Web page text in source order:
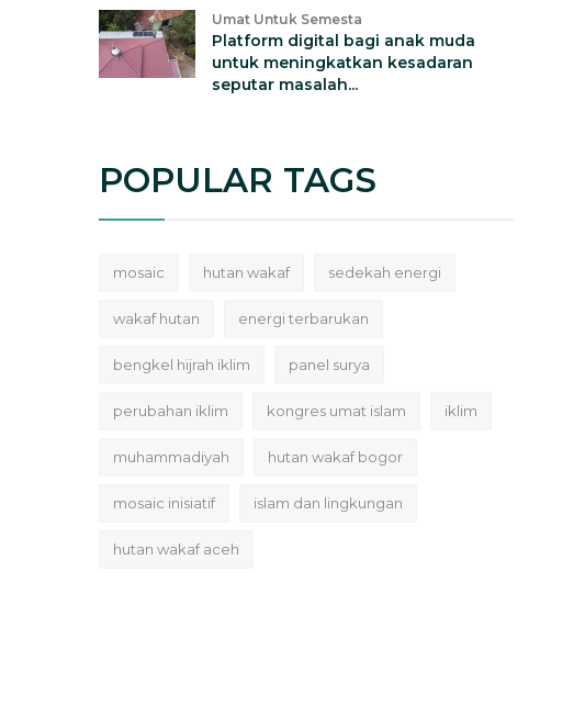
Umat Untuk Semesta
Platform digital bagi anak muda
untuk meningkatkan kesadaran
seputar masalah...
POPULAR TAGS
mosaic hutan wakaf sedekah energi
wakaf hutan energi terbarukan
bengkel hijrah iklim panel surya
perubahan iklim kongres umat islam iklim
muhammadiyah hutan wakaf bogor
mosaic inisiatif islam dan lingkungan
hutan wakaf aceh